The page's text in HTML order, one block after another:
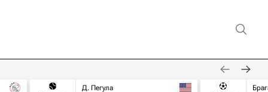
Д. Пегула